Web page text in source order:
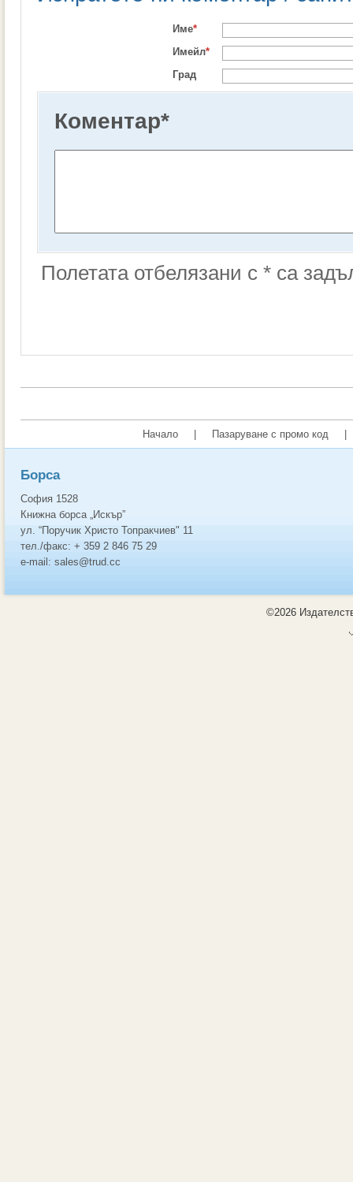
Име*
Имейл*
Град
Коментар*
Полетата отбелязани с * са
Начало Пазаруване с промо код
Борса
София 1528
Книжна борса „Искър”
ул. “Поручик Христо Топракчиев" 11
тел./факс: + 359 2 846 75 29
e-mail: sales@trud.cc
©2026